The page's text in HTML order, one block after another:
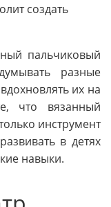
создать
пальчиковый
разные
их на
что вязанный
инструмент
в детях
навыки.